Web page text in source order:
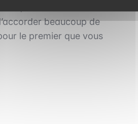
beaucoup de
le premier que vous